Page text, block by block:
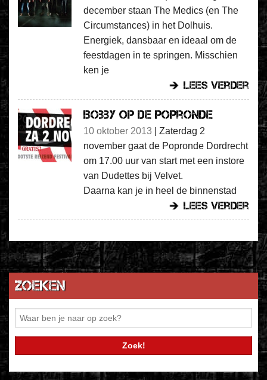
december staan The Medics (en The
Circumstances) in het Dolhuis.
Energiek, dansbaar en ideaal om de
feestdagen in te springen. Misschien
ken je
lees verder
Bobby op de Popronde
10 oktober 2013
Zaterdag 2
november gaat de Popronde Dordrecht
om 17.00 uur van start met een instore
van Dudettes bij Velvet.
Daarna kan je in heel de binnenstad
lees verder
Zoeken